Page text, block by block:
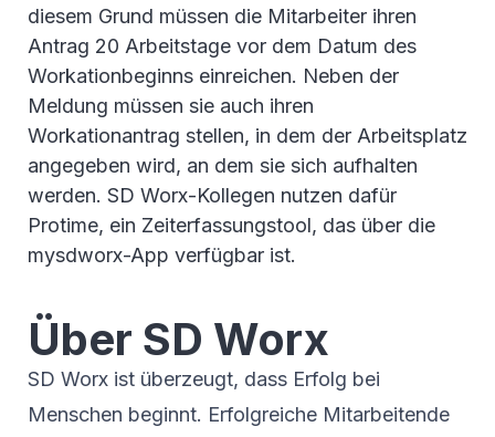
diesem Grund müssen die Mitarbeiter ihren
Antrag 20 Arbeitstage vor dem Datum des
Workationbeginns einreichen. Neben der
Meldung müssen sie auch ihren
Workationantrag stellen, in dem der Arbeitsplatz
angegeben wird, an dem sie sich aufhalten
werden. SD Worx-Kollegen nutzen dafür
Protime, ein Zeiterfassungstool, das über die
mysdworx-App verfügbar ist.
Über SD Worx
SD Worx ist überzeugt, dass Erfolg bei
Menschen beginnt. Erfolgreiche Mitarbeitende